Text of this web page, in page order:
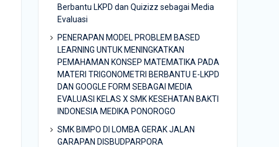
Berbantu LKPD dan Quizizz sebagai Media
Evaluasi
PENERAPAN MODEL PROBLEM BASED
LEARNING UNTUK MENINGKATKAN
PEMAHAMAN KONSEP MATEMATIKA PADA
MATERI TRIGONOMETRI BERBANTU E-LKPD
DAN GOOGLE FORM SEBAGAI MEDIA
EVALUASI KELAS X SMK KESEHATAN BAKTI
INDONESIA MEDIKA PONOROGO
SMK BIMPO DI LOMBA GERAK JALAN
GARAPAN DISBUDPARPORA